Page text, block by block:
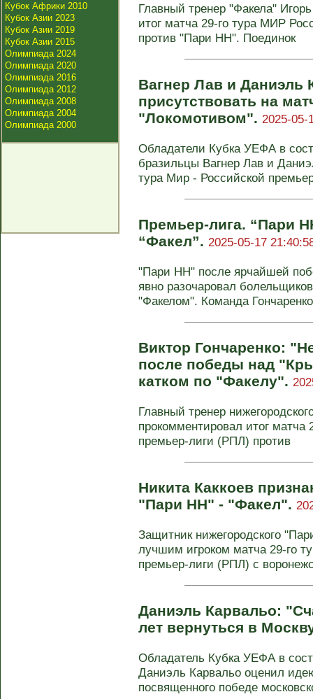
Кубок Африки 2010
Кубок Азии 2023
Кубок Азии 2019
Кубок Азии 2015
Олимпиада 2024
Олимпиада 2020
Олимпиада 2016
Олимпиада 2012
Олимпиада 2008
Олимпиада 2004
Олимпиада 2000
Главный тренер "Факела"
итог матча 29‑го тура МИР
против "Пари НН". Поединок
Вагнер Лав и Даниэль
присутствовать на
"Локомотивом". 2025-05-
Обладатели Кубка УЕФА в
бразильцы Вагнер Лав и
тура Мир - Российской
Премьер-лига. “Пари
“Факел”. 2025-05-17
"Пари НН" после ярчайшей
явно разочаровал
"Факелом". Команда
Виктор Гончаренко:
после победы над
катком по "Факелу".
Главный тренер
прокомментировал итог матча
премьер‑лиги (РПЛ) против
Никита Каккоев
"Пари НН" - "Факел".
Защитник нижегородского
лучшим игроком матча 29‑го
премьер‑лиги (РПЛ) с
Даниэль Карвальо:
лет вернуться в
Обладатель Кубка УЕФА в
Даниэль Карвальо оценил
посвященного победе